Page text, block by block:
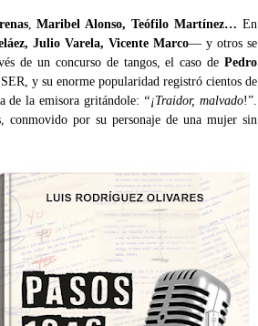
,Maribel Alonso, Teófilo Martínez… En
Julio Varela, Vicente Marco— y otros se
de un concurso de tangos, el caso de Pedro
y su enorme popularidad registró cientos de
de la emisora gritándole: “¡Traidor, malvado!”.
conmovido por su personaje de una mujer sin